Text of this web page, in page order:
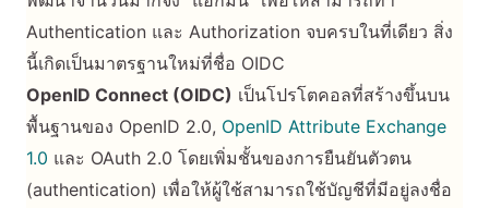
Authentication และ Authorization จบครบในที่เดียว สิ่ง
นี้เกิดเป็นมาตรฐานใหม่ที่ชื่อ OIDC
OpenID Connect (OIDC) เป็นโปรโตคอลที่สร้างขึ้นบน
พื้นฐานของ OpenID 2.0, OpenID Attribute Exchange
1.0 และ OAuth 2.0 โดยเพิ่มชั้นของการยืนยันตัวตน
(authentication) เพื่อให้ผู้ใช้สามารถใช้บัญชีที่มีอยู่ลงชื่อ